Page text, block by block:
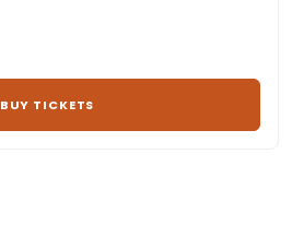
BUY TICKETS